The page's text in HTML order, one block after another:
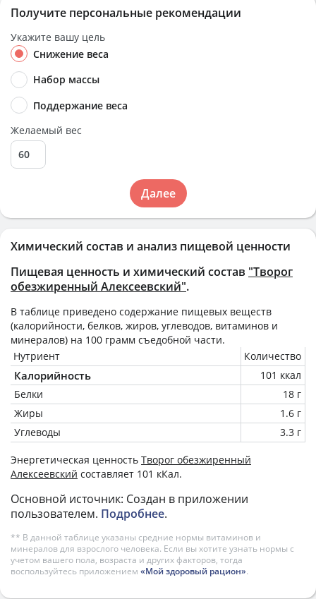
Химический состав и анализ пищевой ценности
Пищевая ценность и химический состав "Творог
обезжиренный Алексеевский".
В таблице приведено содержание пищевых веществ
(калорийности, белков, жиров, углеводов, витаминов и
минералов) на 100 грамм съедобной части.
Нутриент
Количество
Калорийность
101 ккал
Белки
18 г
Жиры
1.6 г
Углеводы
3.3 г
Энергетическая ценность Творог обезжиренный
Алексеевский составляет 101 кКал.
Основной источник: Создан в приложении
пользователем. Подробнее.
** В данной таблице указаны средние нормы витаминов и
минералов для взрослого человека. Если вы хотите узнать нормы с
учетом вашего пола, возраста и других факторов, тогда
воспользуйтесь приложением «Мой здоровый рацион».
Получите персональные рекомендации
Укажите вашу цель
Снижение веса
Набор массы
Поддержание веса
Желаемый вес
Далее